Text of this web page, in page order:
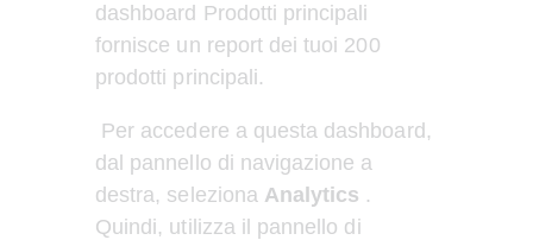
dashboard Prodotti principali
fornisce un report dei tuoi 200
prodotti principali.
dal pannello di navigazione a
destra, seleziona Analytics .
Quindi, utilizza il pannello di